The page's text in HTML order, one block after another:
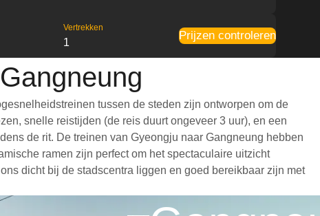
Vertrekken
1
Prijzen controleren
tussen de steden zijn ontworpen om de
snelle reistijden (de reis duurt ongeveer 3 uur), en een
de rit. De treinen van Gyeongju naar Gangneung hebben
ramen zijn perfect om het spectaculaire uitzicht
dicht bij de stadscentra liggen en goed bereikbaar zijn met